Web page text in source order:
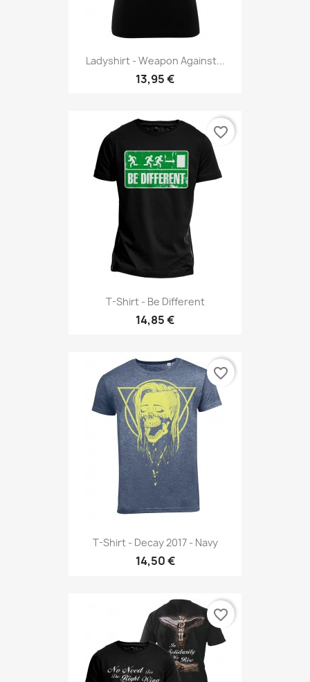
Ladyshirt - Weapon Against...
13,95 €
T-Shirt - Be Different
14,85 €
favorite_border
T-Shirt - Decay 2017 - Navy
14,50 €
favorite_border
favorite_border